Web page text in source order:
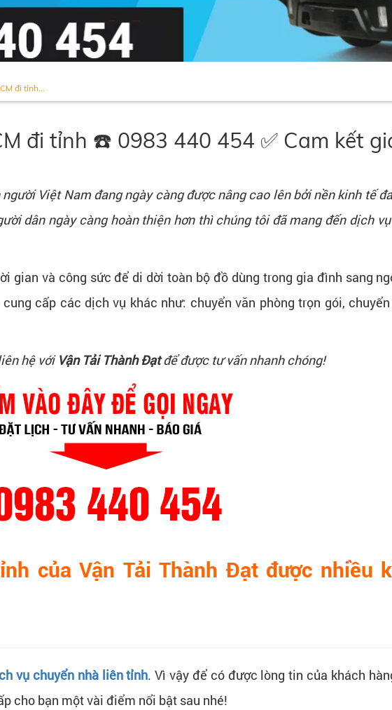
đi tỉnh...
đi tỉnh ☎️ 0983 440 454 ✅ Cam kết
Việt Nam đang ngày càng được nâng cao lên bởi nền kinh tế
dân ngày càng hoàn thiện hơn thì chúng tôi đã mang đến dịch
gian và công sức để di dời toàn bộ đồ dùng trong gia đình sang
cấp các dịch vụ khác như: chuyển văn phòng trọn gói,
hệ với Vận Tải Thành Đạtđể được tư vấn nhanh chóng!
của Vận Tải Thành Đạt được nhiều
vụ chuyển nhà liên tỉnh. Vì vậy để có được lòng tin của khách
cho bạn một vài điểm nổi bật sau nhé!